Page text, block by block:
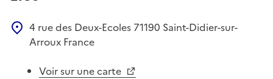
4 rue des Deux-Ecoles 71190 Saint-Didier-sur-
Arroux France
Voir sur une carte